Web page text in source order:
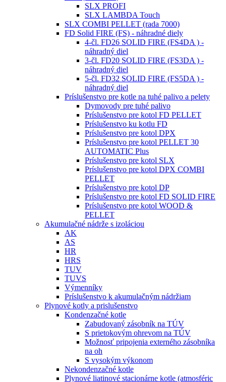
SLX PROFI
SLX LAMBDA Touch
SLX COMBI PELLET (rada 7000)
FD Solid FIRE (FS) - náhradné diely
4-čl. FD26 SOLID FIRE (FS4DA ) -
náhradný diel
3-čl. FD20 SOLID FIRE (FS3DA ) -
náhradný diel
5-čl. FD32 SOLID FIRE (FS5DA ) -
náhradný diel
Príslušenstvo pre kotle na tuhé palivo a pelety
Dymovody pre tuhé palivo
Príslušenstvo pre kotol FD PELLET
Príslušenstvo ku kotlu FD
Príslušenstvo pre kotol DPX
Príslušenstvo pre kotol PELLET 30
AUTOMATIC Plus
Príslušenstvo pre kotol SLX
Príslušenstvo pre kotol DPX COMBI
PELLET
Príslušenstvo pre kotol DP
Príslušenstvo pre kotol FD SOLID FIRE
Príslušenstvo pre kotol WOOD &
PELLET
Akumulačné nádrže s izoláciou
AK
AS
HR
HRS
TUV
TUVS
Výmenníky
Príslušenstvo k akumulačným nádržiam
Plynové kotly a prislušenstvo
Kondenzačné kotle
Zabudovaný zásobník na TÚV
S prietokovým ohrevom na TÚV
Možnosť pripojenia externého zásobníka
na oh
S vysokým výkonom
Nekondenzačné kotle
Plynové liatinové stacionárne kotle (atmosféric